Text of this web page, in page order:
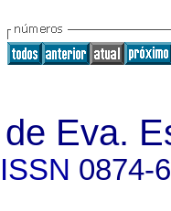
Eva.
ISSN 0874-